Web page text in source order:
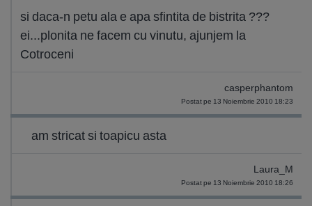
si daca-n petu ala e apa sfintita de bistrita ???
ei...plonita ne facem cu vinutu, ajunjem la
Cotroceni
casperphantom
Postat pe 13 Noiembrie 2010 18:23
am stricat si toapicu asta
Laura_M
Postat pe 13 Noiembrie 2010 18:26